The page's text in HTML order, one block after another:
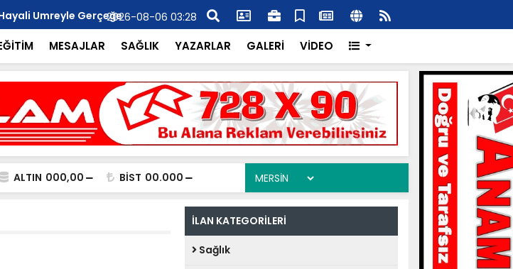
Umreyle Gerçeğe
MHP Anamur İlçe Başkanlığına Muhtarlar Derneği’nden Hayırlı Olsun
Ziyareti..
2026-08-06 03:28
MESAJLAR SAĞLIK YAZARLAR GALERİ VİDEO
ALTIN 000,00 BİST 00.000
İLAN KATEGORİLERİ
Sağlık